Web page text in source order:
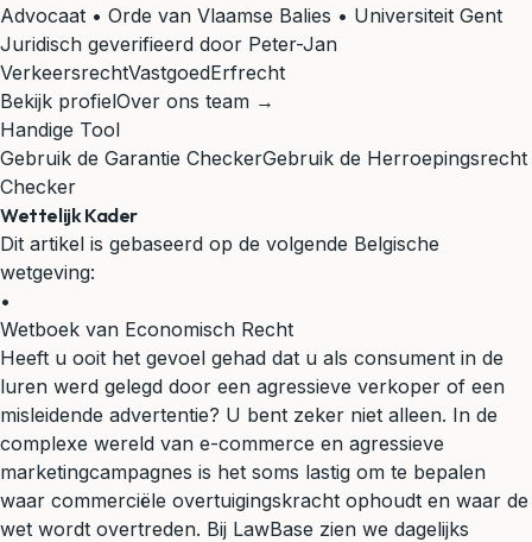
Advocaat • Orde van Vlaamse Balies • Universiteit Gent
Juridisch geverifieerd door Peter-Jan
VerkeersrechtVastgoedErfrecht
Bekijk profielOver ons team →
Handige Tool
Gebruik de Garantie CheckerGebruik de Herroepingsrecht
Checker
Wettelijk Kader
Dit artikel is gebaseerd op de volgende Belgische
wetgeving:
•
Wetboek van Economisch Recht
Heeft u ooit het gevoel gehad dat u als consument in de
luren werd gelegd door een agressieve verkoper of een
misleidende advertentie? U bent zeker niet alleen. In de
complexe wereld van e-commerce en agressieve
marketingcampagnes is het soms lastig om te bepalen
waar commerciële overtuigingskracht ophoudt en waar de
wet wordt overtreden. Bij LawBase zien we dagelijks